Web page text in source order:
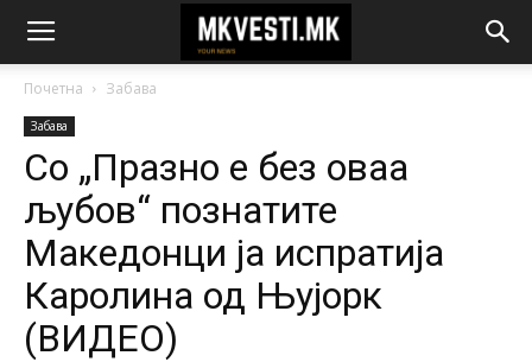
Почетна Забава
Забава
Со „Празно е без оваа
љубов“ познатите
Македонци ја испратија
Каролина од Њујорк
(ВИДЕО)